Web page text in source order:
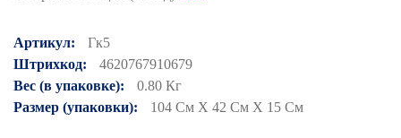
Артикул:
Гк5
Штрихкод:
4620767910679
Вес (в упаковке):
0.80 Кг
Размер (упаковки):
104 См X 42 См X 15 См